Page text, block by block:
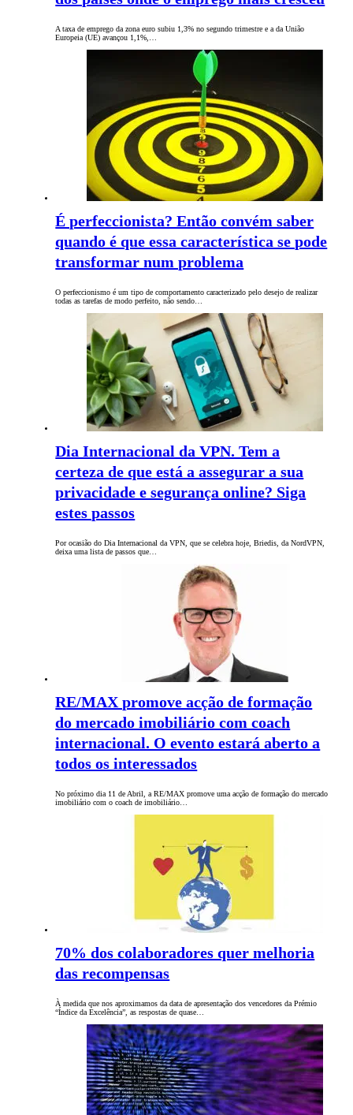
A taxa de emprego da zona euro subiu 1,3% no segundo trimestre e a da União
Europeia (UE) avançou 1,1%,…
É perfeccionista? Então convém saber
quando é que essa característica se pode
transformar num problema
O perfeccionismo é um tipo de comportamento caracterizado pelo desejo de realizar
todas as tarefas de modo perfeito, não sendo…
Dia Internacional da VPN. Tem a
certeza de que está a assegurar a sua
privacidade e segurança online? Siga
estes passos
Por ocasião do Dia Internacional da VPN, que se celebra hoje, Briedis, da NordVPN,
deixa uma lista de passos que…
RE/MAX promove acção de formação
do mercado imobiliário com coach
internacional. O evento estará aberto a
todos os interessados
No próximo dia 11 de Abril, a RE/MAX promove uma acção de formação do mercado
imobiliário com o coach de imobiliário…
70% dos colaboradores quer melhoria
das recompensas
À medida que nos aproximamos da data de apresentação dos vencedores da Prémio
“Índice da Excelência”, as respostas de quase…